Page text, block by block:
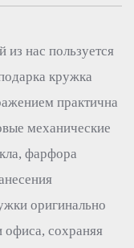
нас пользуется
кружка
практична
механические
фарфора
оригинально
офиса, сохраняя